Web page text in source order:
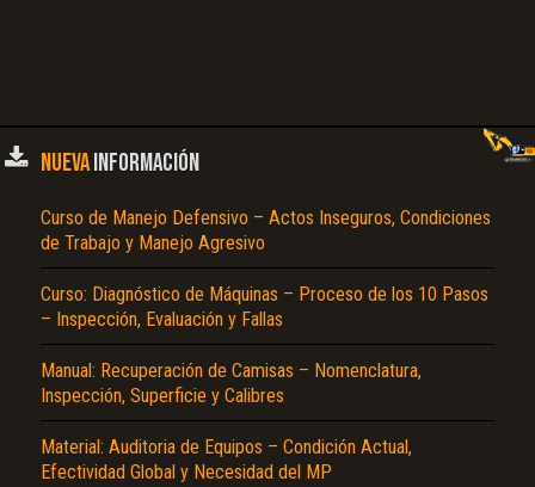
NUEVAINFORMACIÓN
Curso de Manejo Defensivo – Actos Inseguros, Condiciones
de Trabajo y Manejo Agresivo
Curso: Diagnóstico de Máquinas – Proceso de los 10 Pasos
– Inspección, Evaluación y Fallas
Manual: Recuperación de Camisas – Nomenclatura,
Inspección, Superficie y Calibres
Material: Auditoria de Equipos – Condición Actual,
Efectividad Global y Necesidad del MP